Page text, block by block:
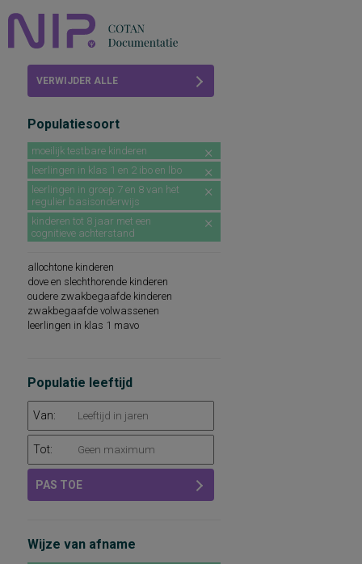
Abonneren
VERWIJDER ALLE
Populatiesoort
moeilijk testbare kinderen
leerlingen in klas 1 en 2 ibo en lbo
leerlingen in groep 7 en 8 van het
regulier basisonderwijs
kinderen tot 8 jaar met een
cognitieve achterstand
allochtone kinderen
dove en slechthorende kinderen
oudere zwakbegaafde kinderen
zwakbegaafde volwassenen
leerlingen in klas 1 mavo
Populatie leeftijd
Van:
Tot:
PAS TOE
Wijze van afname